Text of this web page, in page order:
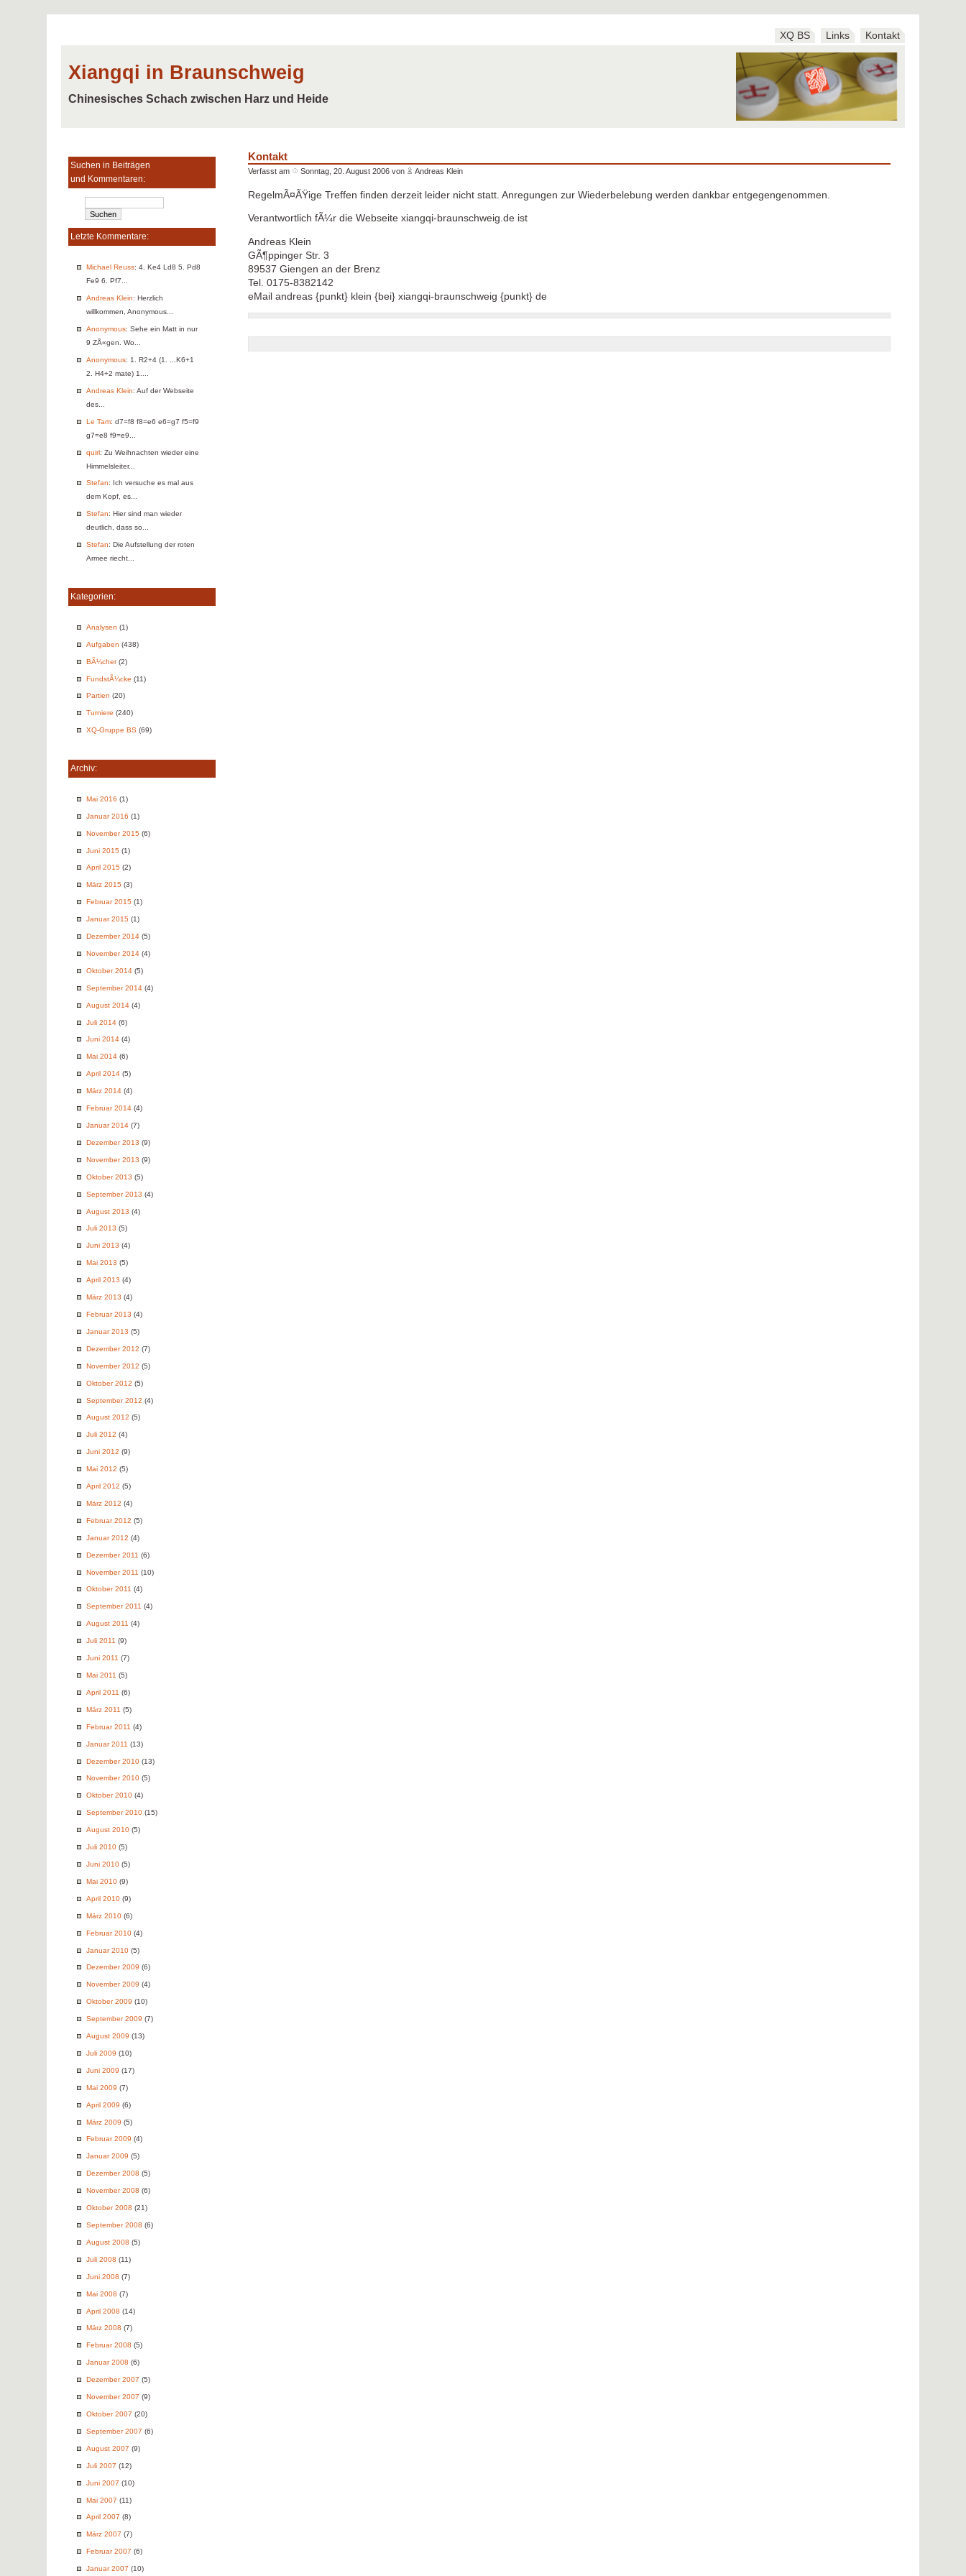
XQ BS Links Kontakt
Xiangqi in Braunschweig
Chinesisches Schach zwischen Harz und Heide
Suchen in Beiträgen
und Kommentaren:
Letzte Kommentare:
Michael Reuss: 4. Ke4 Ld8 5. Pd8
Fe9 6. Pf7...
Andreas Klein: Herzlich
willkommen, Anonymous...
Anonymous: Sehe ein Matt in nur
9 ZÅ«gen. Wo...
Anonymous: 1. R2+4 (1. ...K6+1
2. H4+2 mate) 1....
Andreas Klein: Auf der Webseite
des...
Le Tam: d7=f8 f8=e6 e6=g7 f5=f9
g7=e8 f9=e9...
quirl: Zu Weihnachten wieder eine
Himmelsleiter...
Stefan: Ich versuche es mal aus
dem Kopf, es...
Stefan: Hier sind man wieder
deutlich, dass so...
Stefan: Die Aufstellung der roten
Armee riecht...
Kategorien:
Analysen (1)
Aufgaben (438)
BÃ¼cher(2)
FundstÃ¼cke (11)
Partien (20)
Turniere (240)
XQ-Gruppe BS (69)
Archiv:
Mai 2016 (1)
Januar 2016 (1)
November 2015 (6)
Juni 2015 (1)
April 2015 (2)
März 2015 (3)
Februar 2015 (1)
Januar 2015 (1)
Dezember 2014 (5)
November 2014 (4)
Oktober 2014 (5)
September 2014 (4)
August 2014 (4)
Juli 2014 (6)
Juni 2014 (4)
Mai 2014 (6)
April 2014 (5)
März 2014 (4)
Februar 2014 (4)
Januar 2014 (7)
Dezember 2013 (9)
November 2013 (9)
Oktober 2013 (5)
September 2013 (4)
August 2013 (4)
Juli 2013 (5)
Juni 2013 (4)
Mai 2013 (5)
April 2013 (4)
März 2013 (4)
Februar 2013 (4)
Januar 2013 (5)
Dezember 2012 (7)
November 2012 (5)
Oktober 2012 (5)
September 2012 (4)
August 2012 (5)
Juli 2012 (4)
Juni 2012 (9)
Mai 2012 (5)
April 2012 (5)
März 2012 (4)
Februar 2012 (5)
Januar 2012 (4)
Dezember 2011 (6)
November 2011 (10)
Oktober 2011 (4)
September 2011 (4)
August 2011 (4)
Juli 2011 (9)
Juni 2011 (7)
Mai 2011 (5)
April 2011 (6)
März 2011 (5)
Februar 2011 (4)
Januar 2011 (13)
Dezember 2010 (13)
November 2010 (5)
Oktober 2010 (4)
September 2010 (15)
August 2010 (5)
Juli 2010 (5)
Juni 2010 (5)
Mai 2010 (9)
April 2010 (9)
März 2010 (6)
Februar 2010 (4)
Januar 2010 (5)
Dezember 2009 (6)
November 2009 (4)
Oktober 2009 (10)
September 2009 (7)
August 2009 (13)
Juli 2009 (10)
Juni 2009 (17)
Mai 2009 (7)
April 2009 (6)
März 2009 (5)
Februar 2009 (4)
Januar 2009 (5)
Dezember 2008 (5)
November 2008 (6)
Oktober 2008 (21)
September 2008 (6)
August 2008 (5)
Juli 2008 (11)
Juni 2008 (7)
Mai 2008 (7)
April 2008 (14)
März 2008 (7)
Februar 2008 (5)
Januar 2008 (6)
Dezember 2007 (5)
November 2007 (9)
Oktober 2007 (20)
September 2007 (6)
August 2007 (9)
Juli 2007 (12)
Juni 2007 (10)
Mai 2007 (11)
April 2007 (8)
März 2007 (7)
Februar 2007 (6)
Januar 2007 (10)
Kontakt
Verfasst am Sonntag, 20. August 2006 von Andreas Klein
RegelmÃ¤ÃŸige Treffen finden derzeit leider nicht statt. Anregungen zur Wiederbelebung werden dankbar entgegengenommen.
Verantwortlich fÃ¼r die Webseite xiangqi-braunschweig.de ist
Andreas Klein
GÃ¶ppinger Str. 3
89537 Giengen an der Brenz
Tel. 0175-8382142
eMail andreas {punkt} klein {bei} xiangqi-braunschweig {punkt} de